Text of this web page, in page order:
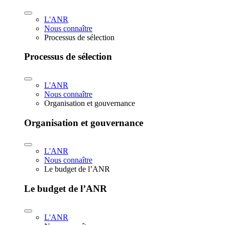
L'ANR
Nous connaître
Processus de sélection
Processus de sélection
L'ANR
Nous connaître
Organisation et gouvernance
Organisation et gouvernance
L'ANR
Nous connaître
Le budget de l’ANR
Le budget de l’ANR
L'ANR